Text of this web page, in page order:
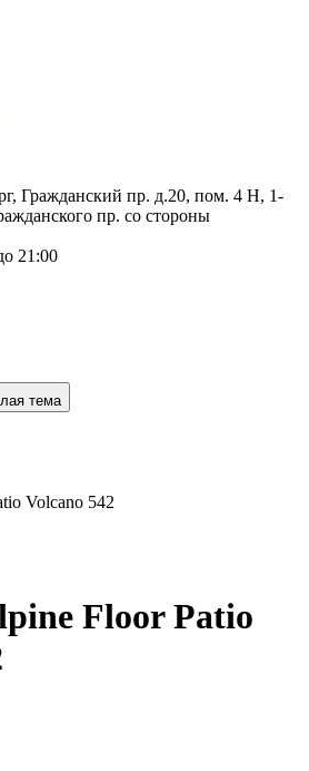
Гражданский пр. д.20, пом. 4 Н, 1-
пр. со стороны
21:00
тема
Volcano 542
Floor Patio